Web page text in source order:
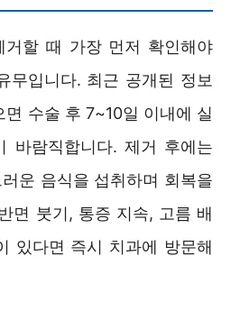
거할 때 가장 먼저 확인해야
무입니다. 최근 공개된 정보
면 수술 후 7~10일 이내에 실
바람직합니다. 제거 후에는
운 음식을 섭취하며 회복을
면 붓기, 통증 지속, 고름 배
있다면 즉시 치과에 방문해